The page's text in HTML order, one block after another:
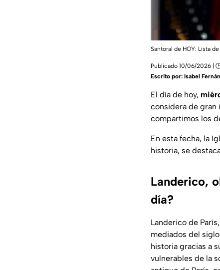
Santoral de HOY: Lista
Publicado 10/06/2026 |
Escrito por: Isabel
El día de hoy,
considera de gran
compartimos los
En esta fecha, la
historia, se
Landerico,
día?
Landerico de
mediados del
historia gracias a
vulnerables de la